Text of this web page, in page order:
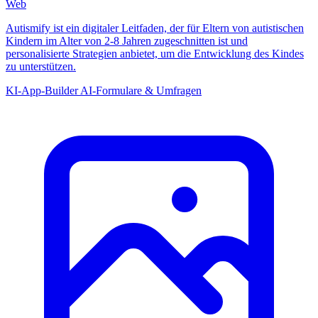
Web
Autismify ist ein digitaler Leitfaden, der für Eltern von autistischen
Kindern im Alter von 2-8 Jahren zugeschnitten ist und
personalisierte Strategien anbietet, um die Entwicklung des Kindes
zu unterstützen.
KI-App-BuilderAI-Formulare & Umfragen